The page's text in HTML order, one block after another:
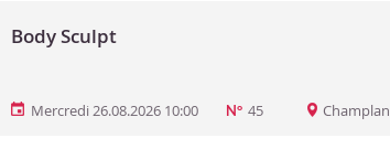
Body Sculpt
Mercredi 26.08.2026 10:00 Champlan
N° 45